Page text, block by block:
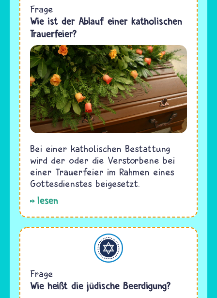
Frage
Wie ist der Ablauf einer katholischen
Trauerfeier?
Bei einer katholischen Bestattung
wird der oder die Verstorbene bei
einer Trauerfeier im Rahmen eines
Gottesdienstes beigesetzt.
lesen
Judentum
Frage
Wie heißt die jüdische Beerdigung?